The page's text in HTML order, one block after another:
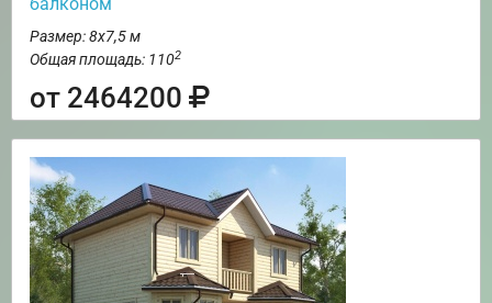
Размер: 8х7,5 м
Общая площадь: 1102
от 2464200